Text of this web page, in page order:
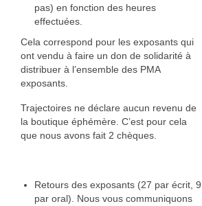
pas) en fonction des heures
effectuées.
Cela correspond pour les exposants qui
ont vendu à faire un don de solidarité à
distribuer à l’ensemble des PMA
exposants.
Trajectoires ne déclare aucun revenu de
la boutique éphémère. C’est pour cela
que nous avons fait 2 chèques.
Retours des exposants (27 par écrit, 9
par oral). Nous vous communiquons